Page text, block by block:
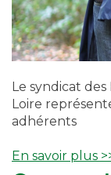
Le syndicat
Loire
adhérents
En savoir plus